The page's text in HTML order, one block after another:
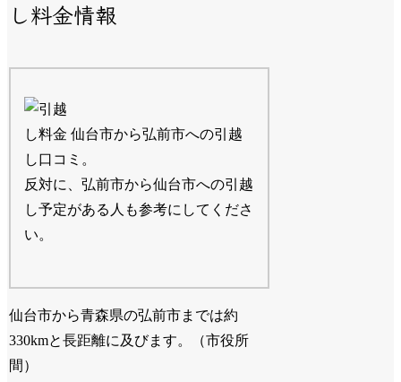
し料金情報
仙台市から弘前市への引越
し口コミ。
反対に、弘前市から仙台市への引越
し予定がある人も参考にしてくださ
い。
仙台市から青森県の弘前市までは約
330kmと長距離に及びます。（市役所
間）